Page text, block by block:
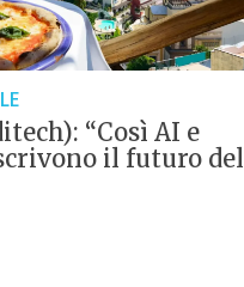
“Così AI e
il futuro del